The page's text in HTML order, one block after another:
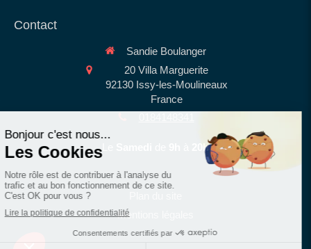
Contact
Sandie Boulanger
20 Villa Marguerite
92130 Issy-les-Moulineaux
France
20h
Mentions légales